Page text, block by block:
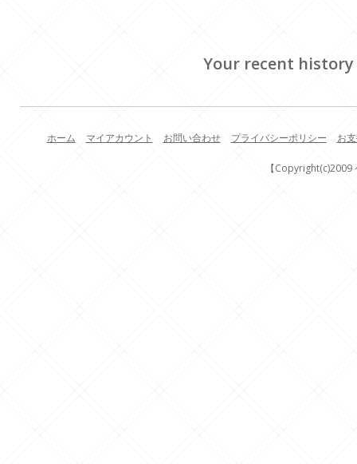
Your recent history
ホーム マイアカウント お問い合わせ プライバシーポリシー お
【